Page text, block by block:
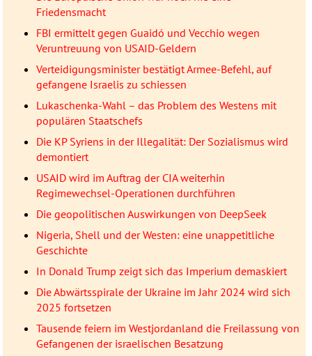
Friedensmacht
FBI ermittelt gegen Guaidó und Vecchio wegen
Veruntreuung von USAID-Geldern
Verteidigungsminister bestätigt Armee-Befehl, auf
gefangene Israelis zu schiessen
Lukaschenka-Wahl – das Problem des Westens mit
populären Staatschefs
Die KP Syriens in der Illegalität: Der Sozialismus wird
demontiert
USAID wird im Auftrag der CIA weiterhin
Regimewechsel-Operationen durchführen
Die geopolitischen Auswirkungen von DeepSeek
Nigeria, Shell und der Westen: eine unappetitliche
Geschichte
In Donald Trump zeigt sich das Imperium demaskiert
Die Abwärtsspirale der Ukraine im Jahr 2024 wird sich
2025 fortsetzen
Tausende feiern im Westjordanland die Freilassung von
Gefangenen der israelischen Besatzung